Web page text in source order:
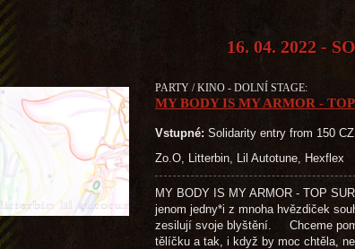
16. 04. 2022 -
PARTY / KINO - DOLNÍ STAGE:
MY BODY IS MY ARMOR -
Vstupné: Solidarity entry from 150
Zo.O, Litterbin, Lil Autotune, Hexflex
MY BODY IS MY ARMOR - TOP
jenom jedny*i z mnoha hvězdiček
zesilují svoje blyštění. Chceme
tělíčku a tak, i když by moc chtěla,